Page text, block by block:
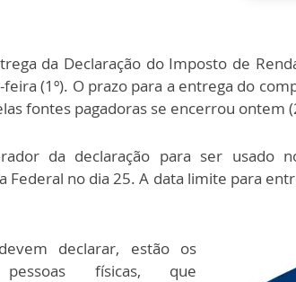
da Declaração do Imposto de
feira (1º). O prazo para a entrega do
fontes pagadoras se encerrou ontem
da declaração para ser usado
Federal no dia 25. A data limite para
declarar, estão os
pessoas físicas, que